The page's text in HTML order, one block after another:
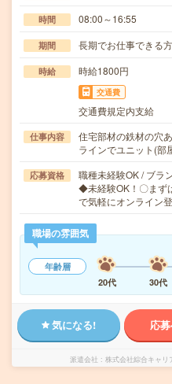
時間 08:00～16:55
期間 長期でお仕事できる
時給 時給1800円
交通費
交通費規定内支給
仕事内容
住宅部材の鉄材の穴
ラインでユニット(
応募資格
職種未経験OK / ブラ
◆未経験OK！〇まず
で気軽にオンライン
職場の雰囲気
年齢層
20代
30代
気になる! 応
派遣会社 株式会社綜合キャリ